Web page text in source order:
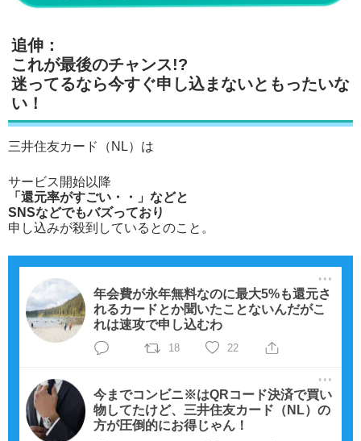
追伸：
これが最後のチャンス!?
迷ってるなら今すぐ申し込まないともったいな
い！
三井住友カード（NL）は
サービス開始以降
「還元率がすごい・・」などと
SNSなどでもバズっており
申し込みが殺到しているとのこと。
年会費が永年無料なのに最大5%も還元さ
れるカードとか聞いたことないんだがこ
れは速攻で申し込むわ
18 22
今までコンビニ※はQRコード決済で買い
物してたけど、三井住友カード（NL）の
方が圧倒的にお得じゃん！